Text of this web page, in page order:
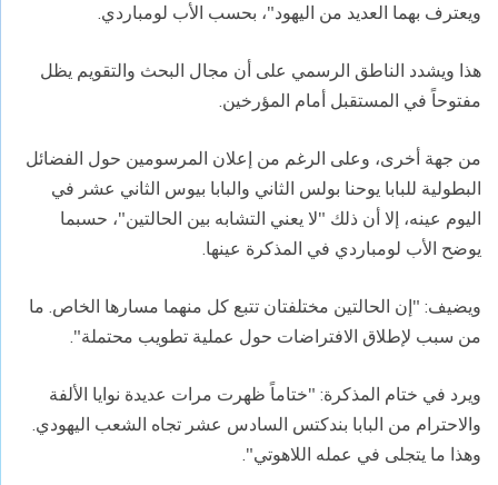
ويعترف بهما العديد من اليهود"، بحسب الأب لومباردي.
هذا ويشدد الناطق الرسمي على أن مجال البحث والتقويم يظل
مفتوحاً في المستقبل أمام المؤرخين.
من جهة أخرى، وعلى الرغم من إعلان المرسومين حول الفضائل
البطولية للبابا يوحنا بولس الثاني والبابا بيوس الثاني عشر في
اليوم عينه، إلا أن ذلك "لا يعني التشابه بين الحالتين"، حسبما
يوضح الأب لومباردي في المذكرة عينها.
ويضيف: "إن الحالتين مختلفتان تتبع كل منهما مسارها الخاص. ما
من سبب لإطلاق الافتراضات حول عملية تطويب محتملة".
ويرد في ختام المذكرة: "ختاماً ظهرت مرات عديدة نوايا الألفة
والاحترام من البابا بندكتس السادس عشر تجاه الشعب اليهودي.
وهذا ما يتجلى في عمله اللاهوتي".